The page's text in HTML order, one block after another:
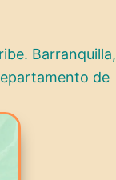
Barranquilla,
de